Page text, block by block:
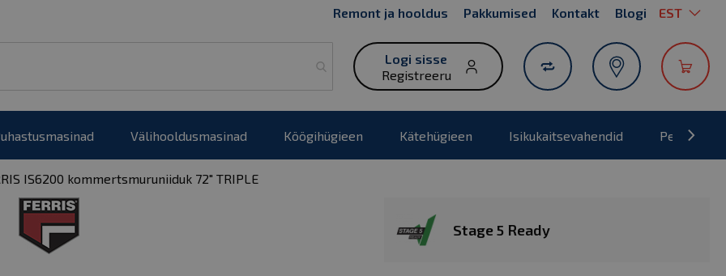
Remont ja hooldus Pakkumised Kontakt Blogi Keel
EST
Logi sisse
Registreeru
Välihooldusmasinad Köögihügieen Kätehügieen Isikukaitsevahendid Pesumajad
IS6200 kommertsmuruniiduk 72" TRIPLE
Stage 5 Ready